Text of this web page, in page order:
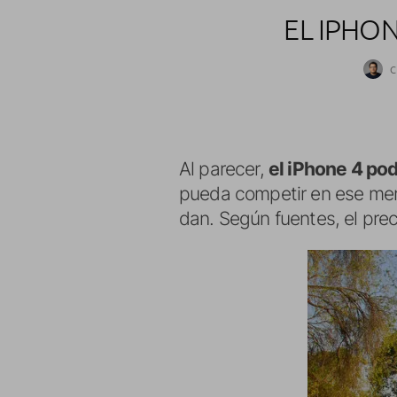
EL
Al parecer, el iPhone 4
pueda competir en ese
dan. Según fuentes, el